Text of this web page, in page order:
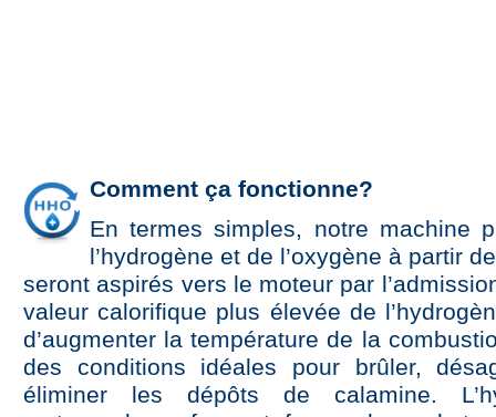
Comment ça fonctionne?
En termes simples, notre machine
l’hydrogène et de l’oxygène à partir
seront aspirés vers le moteur par
valeur calorifique plus élevée de
d’augmenter la température de la
des conditions idéales pour brûler,
éliminer les dépôts de calamine.